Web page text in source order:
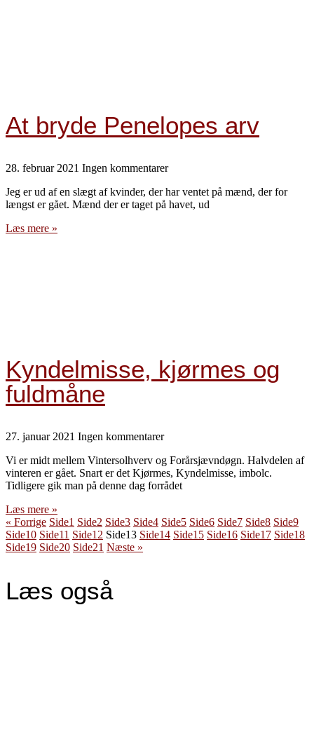
At bryde Penelopes arv
28. februar 2021 Ingen kommentarer
Jeg er ud af en slægt af kvinder, der har ventet på mænd, der for
længst er gået. Mænd der er taget på havet, ud
Læs mere »
Kyndelmisse, kjørmes og
fuldmåne
27. januar 2021 Ingen kommentarer
Vi er midt mellem Vintersolhverv og Forårsjævndøgn. Halvdelen af
vinteren er gået. Snart er det Kjørmes, Kyndelmisse, imbolc.
Tidligere gik man på denne dag forrådet
Læs mere »
« Forrige Side1 Side2 Side3 Side4 Side5 Side6 Side7 Side8 Side9
Side10 Side11 Side12 Side13 Side14 Side15 Side16 Side17 Side18
Side19 Side20 Side21 Næste »
Læs også